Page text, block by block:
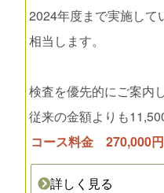
2024年度まで実施して
相当します。
検査を優先的にご案内
従来の金額よりも
コース料金 270,000円
詳しく見る